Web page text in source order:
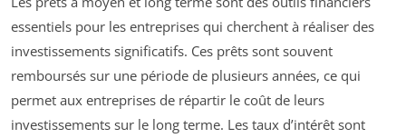
essentiels pour les entreprises qui cherchent à réaliser des
investissements significatifs. Ces prêts sont souvent
remboursés sur une période de plusieurs années, ce qui
permet aux entreprises de répartir le coût de leurs
investissements sur le long terme. Les taux d’intérêt sont